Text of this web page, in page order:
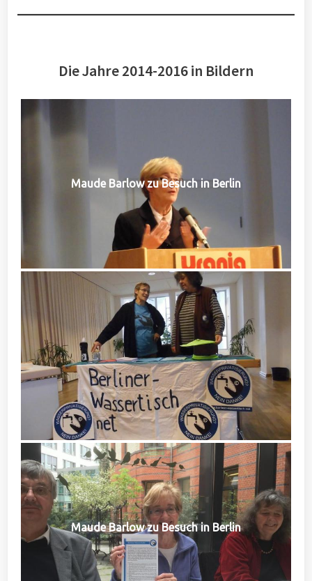
Die Jahre 2014-2016 in Bildern
Maude Barlow zu Besuch in Berlin
Maude Barlow zu Besuch in Berlin